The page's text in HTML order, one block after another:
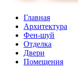
Главная
Архитектура
Фен-шуй
Отделка
Двери
Помещения